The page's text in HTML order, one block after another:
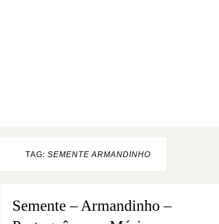
TAG: SEMENTE ARMANDINHO
Semente – Armandinho –